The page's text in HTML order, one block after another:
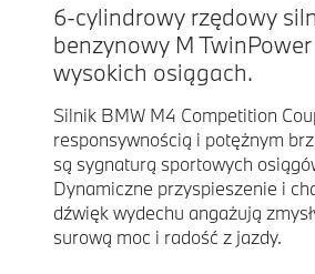
6-cylindrowy rzędowy
benzynowy M TwinPower
wysokich osiągach.
Silnik BMW M4 Competition
responsywnością i potężnym
są sygnaturą sportowych
Dynamiczne przyspieszenie i
dźwięk wydechu angażują
surową moc i radość z jazdy.